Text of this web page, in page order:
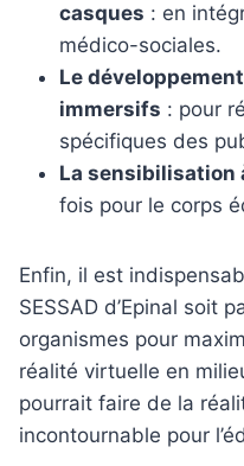
casques : en
médico-sociales.
Le
immersifs : pour
spécifiques des
La sensibilisation
fois pour le corps
Enfin, il est
SESSAD d’Epinal soit
organismes pour
réalité virtuelle en
pourrait faire de la
incontournable pour